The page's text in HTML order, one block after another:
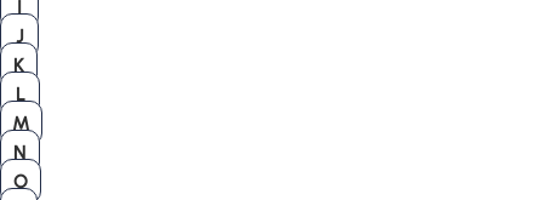
I
J
K
L
M
N
O